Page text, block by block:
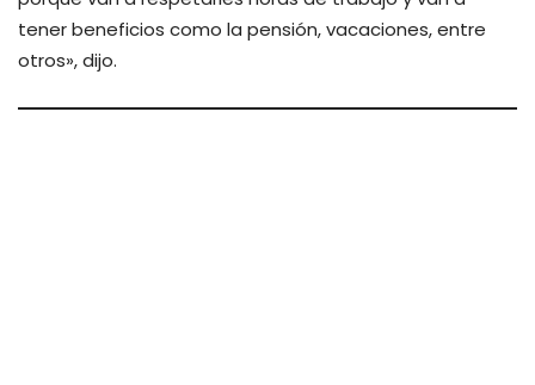
tener beneficios como la pensión, vacaciones, entre
otros», dijo.